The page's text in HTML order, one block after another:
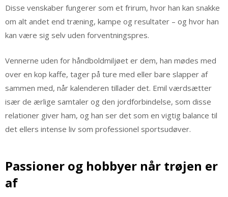
Disse venskaber fungerer som et frirum, hvor han kan snakke
om alt andet end træning, kampe og resultater – og hvor han
kan være sig selv uden forventningspres.
Vennerne uden for håndboldmiljøet er dem, han mødes med
over en kop kaffe, tager på ture med eller bare slapper af
sammen med, når kalenderen tillader det. Emil værdsætter
især de ærlige samtaler og den jordforbindelse, som disse
relationer giver ham, og han ser det som en vigtig balance til
det ellers intense liv som professionel sportsudøver.
Passioner og hobbyer når trøjen er
af